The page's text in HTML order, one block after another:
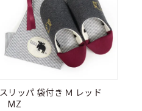
スリッパ 袋付き Ｍ レッド
MZ